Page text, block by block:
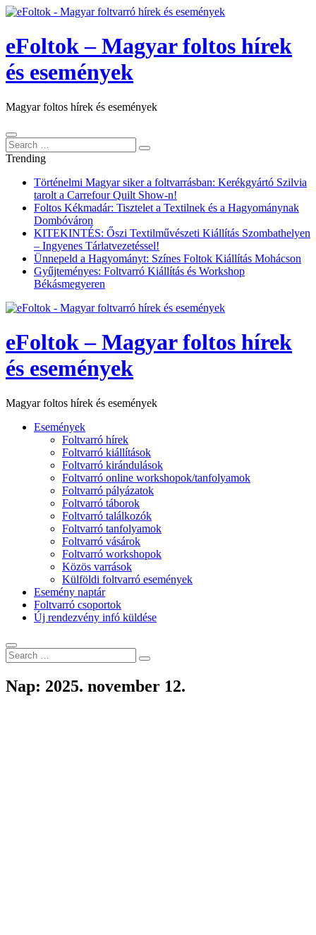
eFoltok – Magyar foltos hírek
és események
Magyar foltos hírek és események
Search
for:
Search
Trending
Történelmi Magyar siker a foltvarrásban: Kerékgyártó Szilvia
tarolt a Carrefour Quilt Show-n!
Foltos Kékmadár: Tisztelet a Textilnek és a Hagyománynak
Dombóváron
KITEKINTÉS: Őszi Textilművészeti Kiállítás Szombathelyen
– Ingyenes Tárlatvezetéssel!
Ünnepeld a Hagyományt: Színes Foltok Kiállítás Mohácson
Gyűjteményes: Foltvarró Kiállítás és Workshop
Békásmegyeren
eFoltok – Magyar foltos hírek
és események
Magyar foltos hírek és események
Események
Foltvarró hírek
Foltvarró kiállítások
Foltvarró kirándulások
Foltvarró online workshopok/tanfolyamok
Foltvarró pályázatok
Foltvarró táborok
Foltvarró találkozók
Foltvarró tanfolyamok
Foltvarró vásárok
Foltvarró workshopok
Közös varrások
Külföldi foltvarró események
Esemény naptár
Foltvarró csoportok
Új rendezvény infó küldése
Search
for:
Search
Nap: 2025. november 12.